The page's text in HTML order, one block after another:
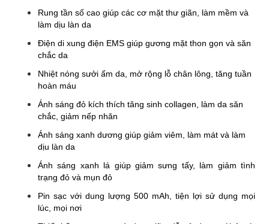
Rung tần số cao giúp các cơ mặt thư giãn, làm mềm và
làm dịu làn da
Điện di xung điện EMS giúp gương mặt thon gọn và săn
chắc da
Nhiệt nóng sưởi ấm da, mở rộng lỗ chân lông, tăng tuần
hoàn máu
Ánh sáng đỏ kích thích tăng sinh collagen, làm da săn
chắc, giảm nếp nhăn
Ánh sáng xanh dương giúp giảm viêm, làm mát và làm
dịu làn da
Ánh sáng xanh lá giúp giảm sưng tấy, làm giảm tình
trạng đỏ và mụn đỏ
Pin sạc với dung lượng 500 mAh, tiện lợi sử dụng mọi
lúc, mọi nơi